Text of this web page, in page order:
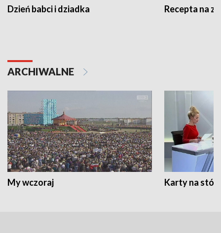
Dzień babci i dziadka Recepta na
ARCHIWALNE
My wczoraj Karty na